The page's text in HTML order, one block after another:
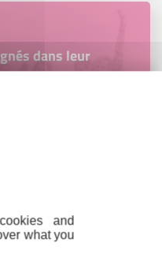
dans leur
and
what you